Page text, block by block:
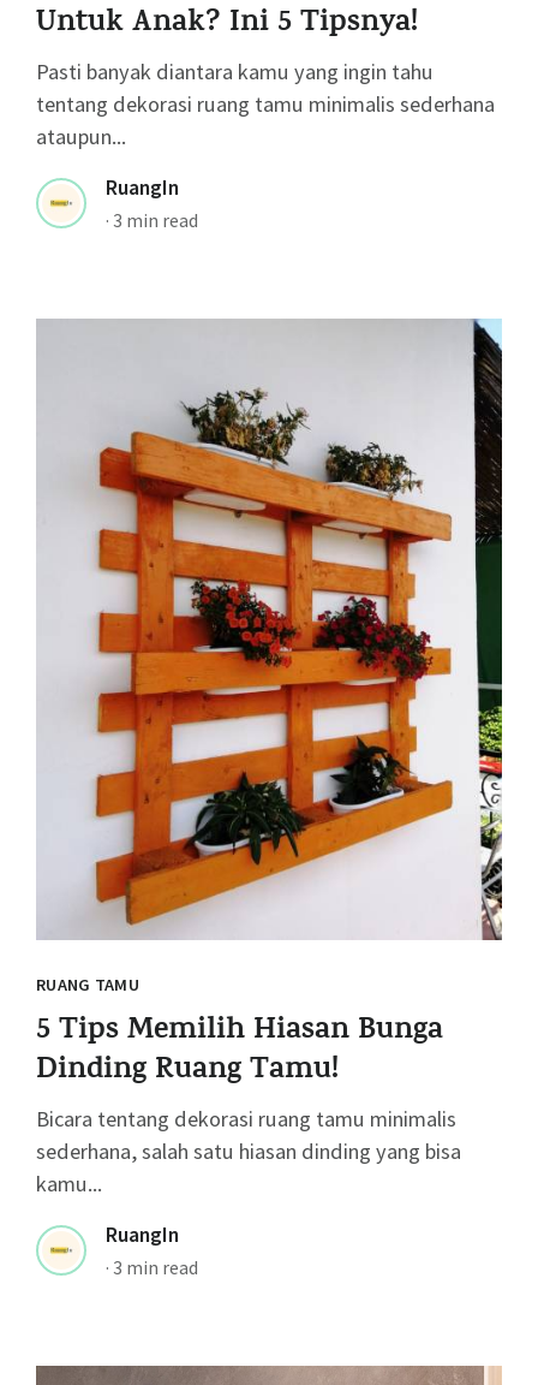
Untuk Anak? Ini 5 Tipsnya!
Pasti banyak diantara kamu yang ingin tahu
tentang dekorasi ruang tamu minimalis sederhana
ataupun...
RuangIn
· 3 min read
RUANG TAMU
5 Tips Memilih Hiasan Bunga
Dinding Ruang Tamu!
Bicara tentang dekorasi ruang tamu minimalis
sederhana, salah satu hiasan dinding yang bisa
kamu...
RuangIn
· 3 min read